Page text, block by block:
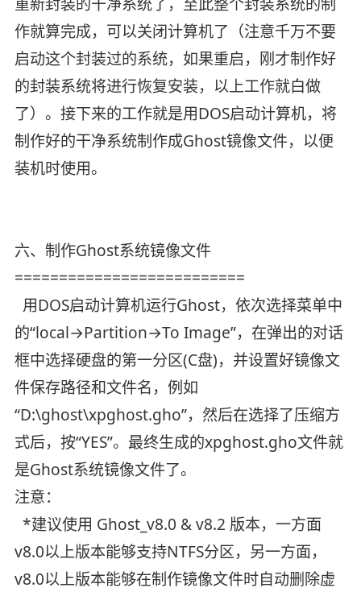
作就算完成，可以关闭计算机了（注意千万不要
启动这个封装过的系统，如果重启，刚才制作好
的封装系统将进行恢复安装，以上工作就白做
了）。接下来的工作就是用DOS启动计算机，将
制作好的干净系统制作成Ghost镜像文件，以便
装机时使用。
六、制作Ghost系统镜像文件
==========================
用DOS启动计算机运行Ghost，依次选择菜单中
的“local→Partition→To Image”，在弹出的对话
框中选择硬盘的第一分区(C盘)，并设置好镜像文
件保存路径和文件名，例如
“D:\ghost\xpghost.gho”，然后在选择了压缩方
式后，按“YES”。最终生成的xpghost.gho文件就
是Ghost系统镜像文件了。
注意：
*建议使用 Ghost_v8.0 & v8.2 版本，一方面
v8.0以上版本能够支持NTFS分区，另一方面，
v8.0以上版本能够在制作镜像文件时自动删除虚